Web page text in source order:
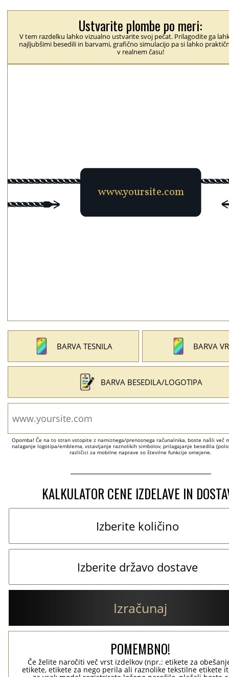
Ustvarite plombe po meri:
V tem razdelku lahko vizualno ustvarite svoj pečat. Prilagodite ga
najljubšimi besedili in barvami, grafično simulacijo pa si lahko
v realnem času!
BARVA TESNILA BARVA
BARVA BESEDILA/LOGOTIPA
Opomba! Če na to stran vstopite z namiznega/prenosnega računalnika, boste našli več
nalaganje logotipa/emblema, vstavljanje raznolikih simbolov, prilagajanje besedila
različici za mobilne naprave so številne funkcije omejene.
KALKULATOR CENE IZDELAVE IN
Izračunaj
POMEMBNO!
Če želite naročiti več vrst izdelkov (npr.: etikete za
etikete, etikete za nego perila ali raznolike tekstilne etikete